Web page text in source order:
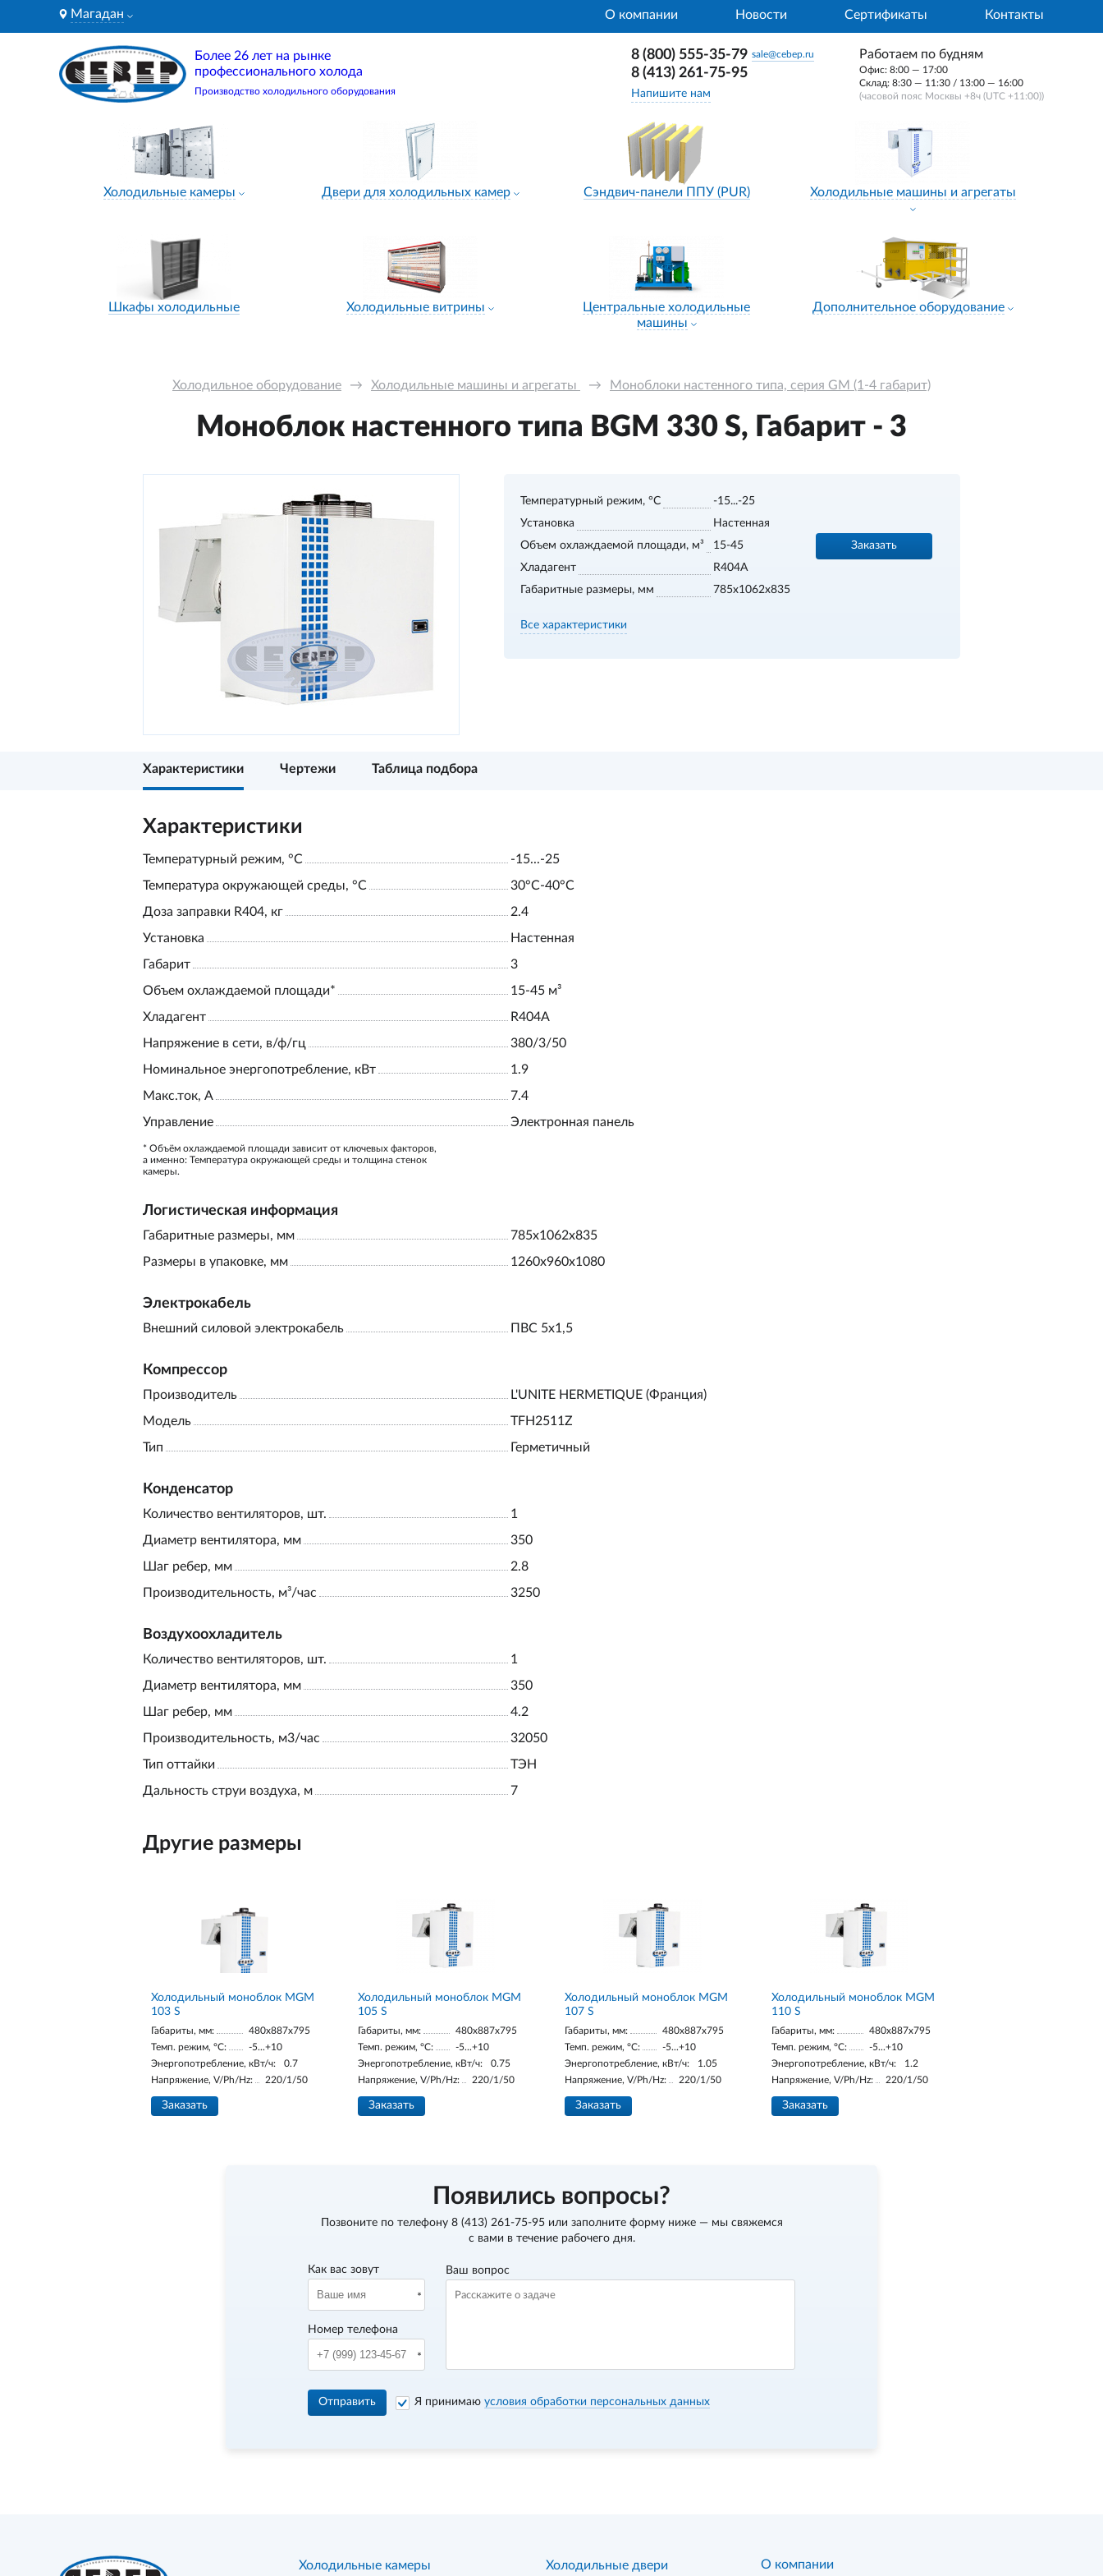
Магадан О компании Новости Сертификаты Контакты
Более 26 лет на рынке
профессионального холода
Производство холодильного оборудования
8 (800) 555-35-79 sale@cebep.ru
8 (413) 261-75-95
Напишите нам
Работаем по будням
Офис: 8:00 — 17:00
Склад: 8:30 — 11:30 / 13:00 — 16:00
(часовой пояс Москвы +8ч (UTC +11:00))
Холодильные камеры Двери для холодильных камер Сэндвич-панели ППУ (PUR) Холодильные машины и агрегаты
Шкафы холодильные Холодильные витрины
Центральные холодильные
машины
Дополнительное оборудование
Холодильное оборудование → Холодильные машины и агрегаты → Моноблоки настенного типа, серия GM (1-4 габарит)
Моноблок настенного типа BGM 330 S, Габарит - 3
Температурный режим, °С
-15...-25
Установка
Настенная
Объем охлаждаемой площади, м³
15-45
Хладагент
R404A
Габаритные размеры, мм
785x1062x835
Заказать
Все характеристики
Характеристики Чертежи Таблица подбора
Характеристики
Температурный режим, °С
-15...-25
Температура окружающей среды, °С
30°С-40°С
Доза заправки R404, кг
2.4
Установка
Настенная
Габарит
3
Объем охлаждаемой площади*
15-45 м³
Хладагент
R404A
Напряжение в сети, в/ф/гц
380/3/50
Номинальное энергопотребление, кВт
1.9
Макс.ток, А
7.4
Управление
Электронная панель
* Объём охлаждаемой площади зависит от ключевых факторов,
а именно: Температура окружающей среды и толщина стенок
камеры.
Логистическая информация
Габаритные размеры, мм
785x1062x835
Размеры в упаковке, мм
1260x960x1080
Электрокабель
Внешний силовой электрокабель ПВС 5х1,5
Компрессор
Производитель
L'UNITE HERMETIQUE (Франция)
Модель
TFH2511Z
Тип
Герметичный
Конденсатор
Количество вентиляторов, шт.
1
Диаметр вентилятора, мм
350
Шаг ребер, мм
2.8
Производительность, м³/час
3250
Воздухоохладитель
Количество вентиляторов, шт.
1
Диаметр вентилятора, мм
350
Шаг ребер, мм
4.2
Производительность, м3/час
32050
Тип оттайки
ТЭН
Дальность струи воздуха, м
7
Другие размеры
Холодильный моноблок MGM
103 S
Габариты, мм:
480x887x795
Темп. режим, °С:
-5...+10
Энергопотребление, кВт/ч:
0.7
Напряжение, V/Ph/Hz:
220/1/50
Заказать
Холодильный моноблок MGM
105 S
Габариты, мм:
480x887x795
Темп. режим, °С:
-5...+10
Энергопотребление, кВт/ч:
0.75
Напряжение, V/Ph/Hz:
220/1/50
Заказать
Холодильный моноблок MGM
107 S
Габариты, мм:
480x887x795
Темп. режим, °С:
-5...+10
Энергопотребление, кВт/ч:
1.05
Напряжение, V/Ph/Hz:
220/1/50
Заказать
Холодильный моноблок MGM
110 S
Габариты, мм:
480x887x795
Темп. режим, °С:
-5...+10
Энергопотребление, кВт/ч:
1.2
Напряжение, V/Ph/Hz:
220/1/50
Заказать
Появились вопросы?
Позвоните по телефону 8 (413) 261-75-95или заполните форму ниже — мы свяжемся
с вами в течение рабочего дня.
Как вас зовут
Номер телефона
Ваш вопрос
Отправить Я принимаю условия обработки персональных данных
Холодильные камеры Холодильные двери О компании